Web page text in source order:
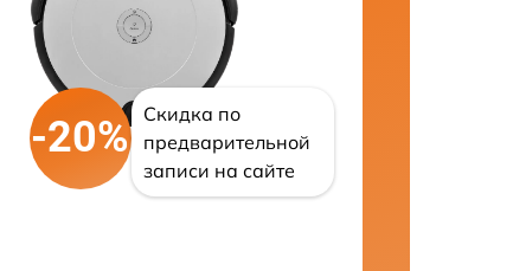
-20%
Скидка по
предварительной
записи на сайте